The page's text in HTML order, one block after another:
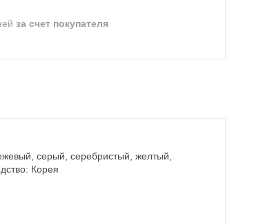
за счет покупателя
серый, серебристый, желтый,
Корея